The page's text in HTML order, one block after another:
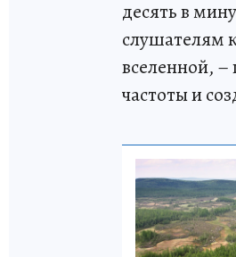
десять в
слушателям
вселенной, –
частоты и